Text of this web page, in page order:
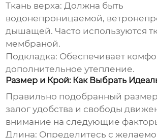
Ткань верха: Должна быть
водонепроницаемой,
дышащей. Часто используются
мембраной.
Подкладка: Обеспечивает
дополнительное утепление.
Размер и Крой: Как Выбрать
Правильно подобранный
залог удобства и свободы
внимание на следующие
Длина: Определитесь с